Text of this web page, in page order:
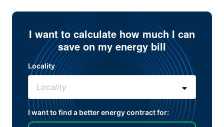
I want to calculate how much I can
save on my energy bill
Locality
I want to find a better energy contract for: